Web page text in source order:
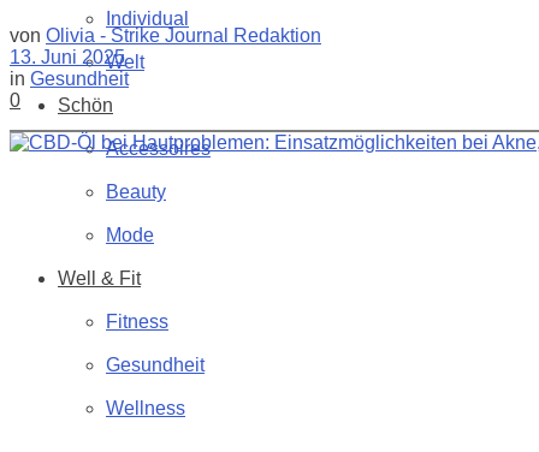
Individual
Welt
Schön
Accessoires
Beauty
Mode
Well & Fit
Fitness
Gesundheit
Wellness
von Olivia - Strike Journal Redaktion
13. Juni 2025
in Gesundheit
0